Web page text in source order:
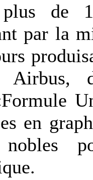
de
par la
en